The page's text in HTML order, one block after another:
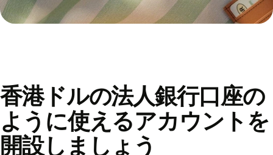
香港ドルの法人銀行口座の
ように使えるアカウントを
開設しましょう